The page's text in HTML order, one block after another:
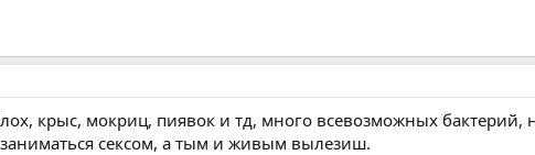
крыс, мокриц, пиявок и тд, много всевозможных
сексом, а тым и живым вылезиш.